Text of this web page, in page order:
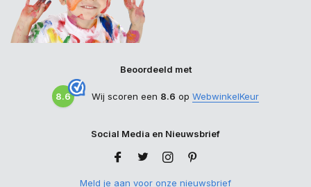
Beoordeeld met
8.6 Wij scoren een 8.6 op WebwinkelKeur
Social Media en Nieuwsbrief
Meld je aan voor onze nieuwsbrief